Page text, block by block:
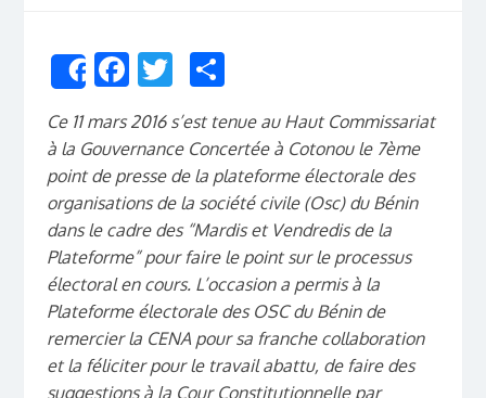
ShareFacebook
Twitter
Share
Ce 11 mars 2016 s’est tenue au Haut Commissariat
à la Gouvernance Concertée à Cotonou le 7ème
point de presse de la plateforme électorale des
organisations de la société civile (Osc) du Bénin
dans le cadre des “Mardis et Vendredis de la
Plateforme” pour faire le point sur le processus
électoral en cours. L’occasion a permis à la
Plateforme électorale des OSC du Bénin de
remercier la CENA pour sa franche collaboration
et la féliciter pour le travail abattu, de faire des
suggestions à la Cour Constitutionnelle par